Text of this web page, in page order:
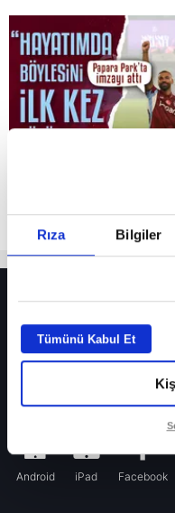
Rıza Bilgiler
Tümünü Kabul Et
Reddet
Fenerbahçe’de sürpriz ayrılık
Fenerbahçe’nin yeni transferi
Galatasaray’da rota yeniden
Android iPad Facebook